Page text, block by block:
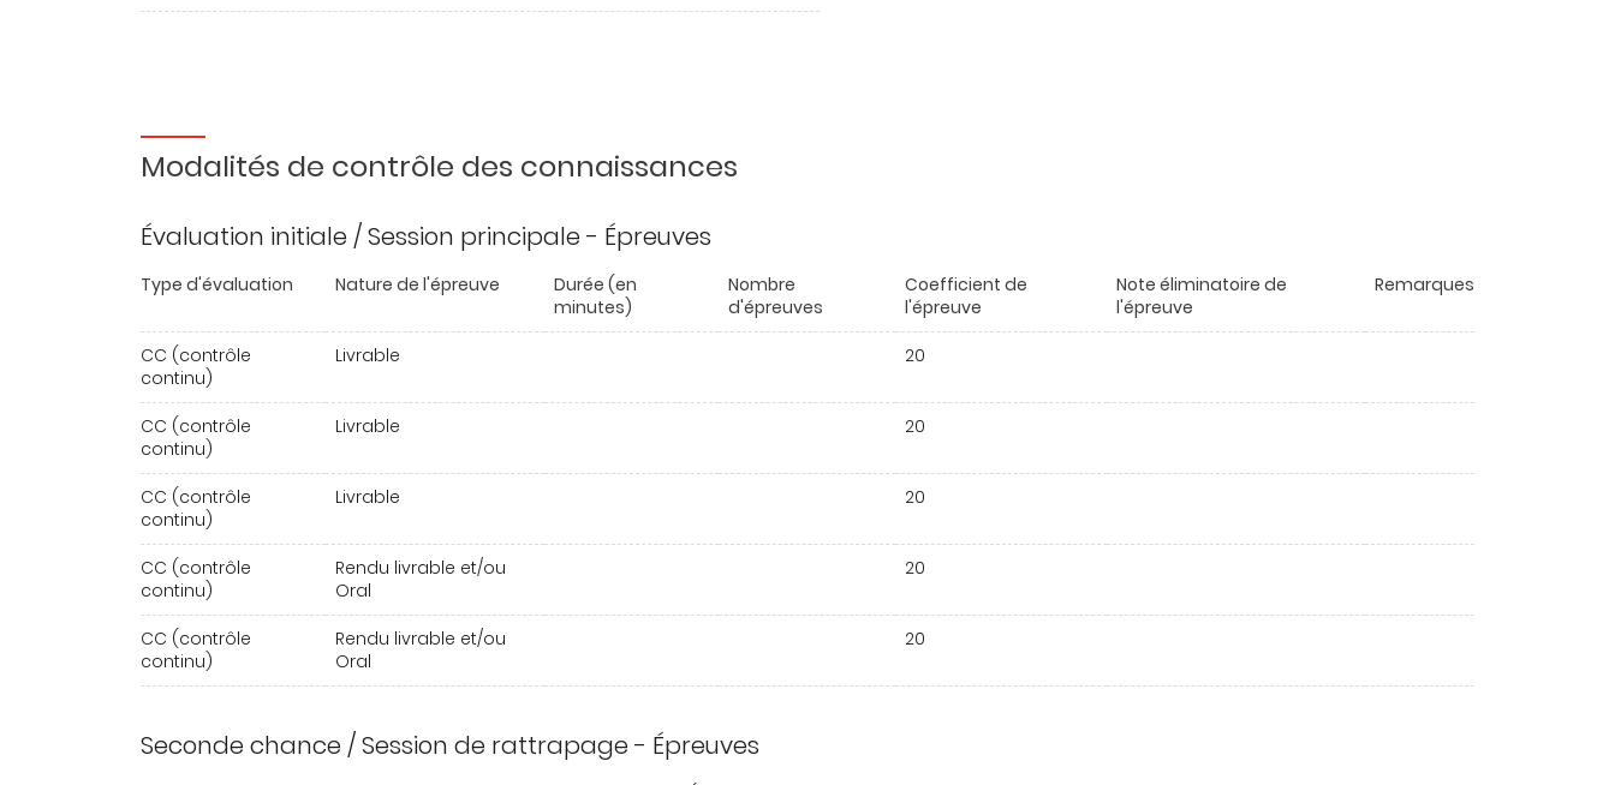
Modalités de contrôle des connaissances
Évaluation initiale / Session principale - Épreuves
Type d'évaluation Nature de l'épreuve
Durée (en
minutes)
Nombre
d'épreuves
Coefficient de
l'épreuve
Note éliminatoire de
l'épreuve
Remarques
CC (contrôle
continu)
Livrable 20
CC (contrôle
continu)
Livrable 20
CC (contrôle
continu)
Livrable 20
CC (contrôle
continu)
Rendu livrable et/ou
Oral
20
CC (contrôle
continu)
Rendu livrable et/ou
Oral
20
Seconde chance / Session de rattrapage - Épreuves